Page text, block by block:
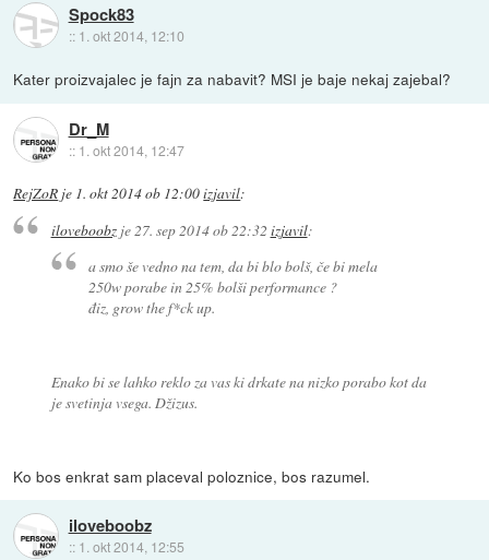
Spock83
:: 1. okt 2014, 12:10
Kater proizvajalec je fajn za nabavit? MSI je baje nekaj zajebal?
Dr_M
:: 1. okt 2014, 12:47
RejZoR je 1. okt 2014 ob 12:00izjavil:
iloveboobzje27. sep 2014 ob 22:32 izjavil:
a smo še vedno na tem, da bi blo bolš, če bi mela
250w porabe in 25% bolši performance ?
điz, grow the f*ck up.
Enako bi se lahko reklo za vas ki drkate na nizko porabo kot da
je svetinja vsega. Džizus.
Ko bos enkrat sam placeval poloznice, bos razumel.
iloveboobz
:: 1. okt 2014, 12:55